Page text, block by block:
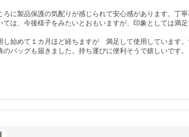
ろに製品保護の気配りが感じられて安心感があります。丁寧
ては、今後様子をみたいとおもいますが、印象としては満足
し始めて１カ月ほど経ちますが　満足して使用しています。
ッグも届きました。持ち運びに便利そうで嬉しいです。